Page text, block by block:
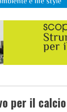
per il